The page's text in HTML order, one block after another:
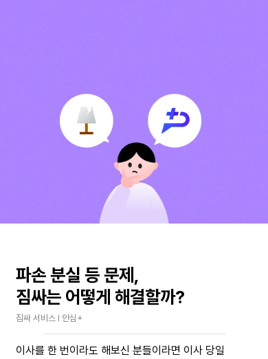
파손 분실 등 문제,
짐싸는 어떻게 해결할까?
짐싸 서비스 I 안심+
이사를 한 번이라도 해보신 분들이라면 이사 당일